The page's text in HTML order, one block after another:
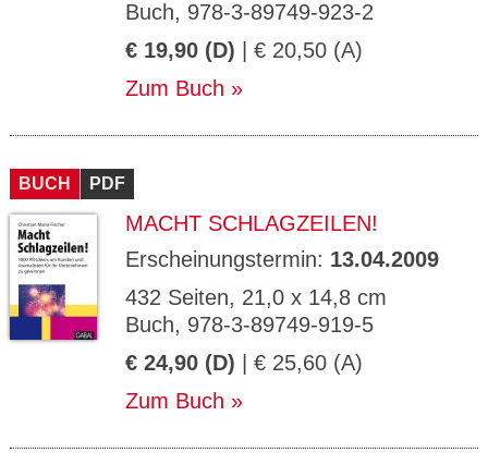
Buch, 978-3-89749-923-2
€ 19,90 (D) | € 20,50 (A)
Zum Buch
BUCH PDF
MACHT SCHLAGZEILEN!
Erscheinungstermin: 13.04.2009
432 Seiten, 21,0 x 14,8 cm
Buch, 978-3-89749-919-5
€ 24,90 (D) | € 25,60 (A)
Zum Buch